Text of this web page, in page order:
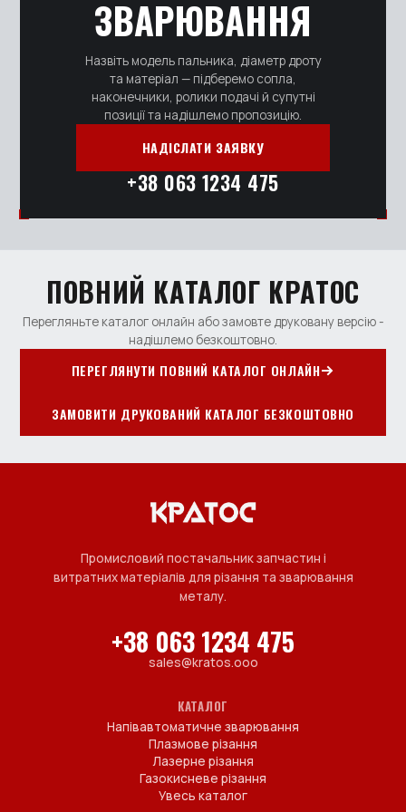
ЗВАРЮВАННЯ
Назвіть модель пальника, діаметр дроту
та матеріал — підберемо сопла,
наконечники, ролики подачі й супутні
позиції та надішлемо пропозицію.
НАДІСЛАТИ ЗАЯВКУ
+38 063 1234 475
ПОВНИЙ КАТАЛОГ КРАТОС
Перегляньте каталог онлайн або замовте друковану версію -
надішлемо безкоштовно.
ПЕРЕГЛЯНУТИ ПОВНИЙ КАТАЛОГ ОНЛАЙН
ЗАМОВИТИ ДРУКОВАНИЙ КАТАЛОГ БЕЗКОШТОВНО
Промисловий постачальник запчастин і
витратних матеріалів для різання та зварювання
металу.
+38 063 1234 475
sales@kratos.ooo
КАТАЛОГ
Напівавтоматичне зварювання
Плазмове різання
Лазерне різання
Газокисневе різання
Увесь каталог